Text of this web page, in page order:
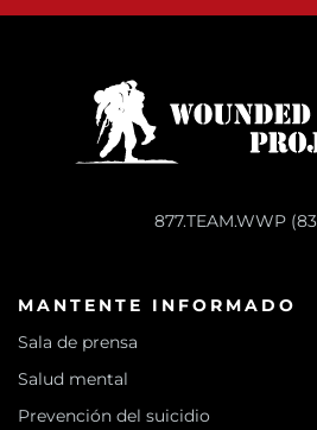
877.TEAM.WWP
MANTENTE INFORMADO
Sala de prensa
Salud mental
Prevención del suicidio